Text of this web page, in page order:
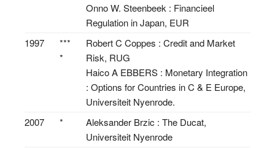
Onno W. Steenbeek : Financieel
Regulation in Japan, EUR
1997
***
*
Robert C Coppes : Credit and Market
Risk, RUG
Haico A EBBERS : Monetary Integration
: Options for Countries in C & E Europe,
Universiteit Nyenrode.
2007
*
Aleksander Brzic : The Ducat,
Universiteit Nyenrode